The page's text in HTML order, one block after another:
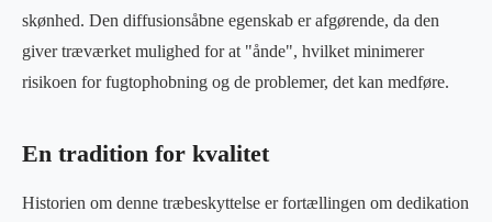
skønhed. Den diffusionsåbne egenskab er afgørende, da den
giver træværket mulighed for at "ånde", hvilket minimerer
risikoen for fugtophobning og de problemer, det kan medføre.
En tradition for kvalitet
Historien om denne træbeskyttelse er fortællingen om dedikation